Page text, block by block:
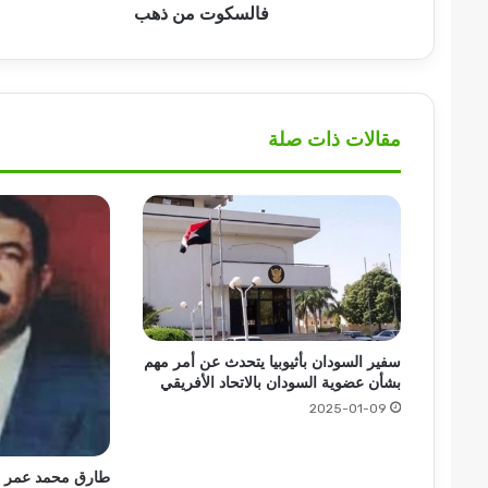
فالسكوت من ذهب
مقالات ذات صلة
سفير السودان بأثيوبيا يتحدث عن أمر مهم
بشأن عضوية السودان بالاتحاد الأفريقي
2025-01-09
طارق محمد عمر